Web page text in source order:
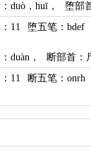
：duò ，huī ， 堕部
11 堕五笔：bdef
：duàn ， 断部首 ：
11 断五笔：onrh